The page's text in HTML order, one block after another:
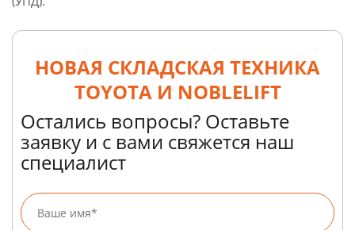
НОВАЯ СКЛАДСКАЯ ТЕХНИКА
TOYOTA И NOBLELIFT
Остались вопросы? Оставьте
заявку и с вами свяжется наш
специалист